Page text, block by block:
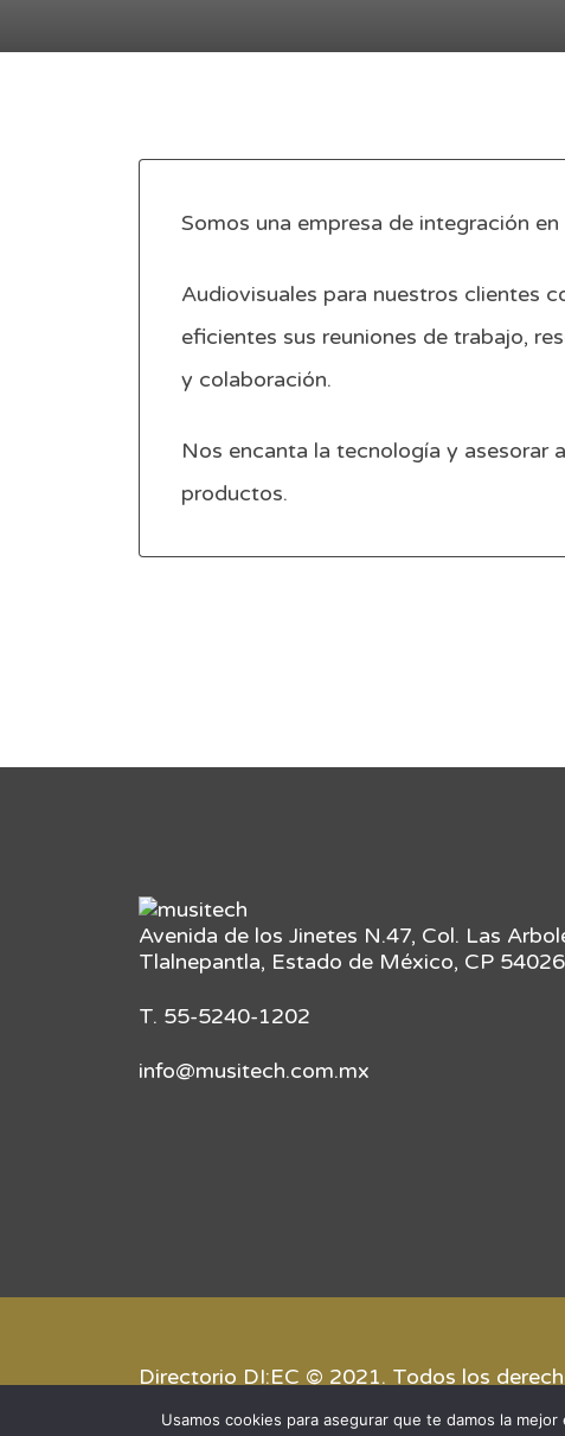
Somos una empresa de integración
Audiovisuales para nuestros clientes
eficientes sus reuniones de trabajo,
y colaboración.
Nos encanta la tecnología y asesorar
productos.
Avenida de los Jinetes N.47, Col. Las
Tlalnepantla, Estado de México, CP 54026
T. 55-5240-1202
info@musitech.com.mx
Directorio DI:EC © 2021. Todos los
Usamos cookies para asegurar que te damos la